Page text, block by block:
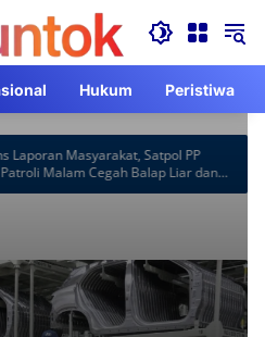
Hukum Peristiwa
Masyarakat, Satpol PP
Malam Cegah Balap Liar dan